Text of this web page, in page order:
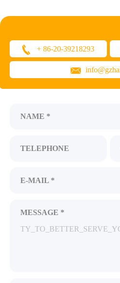
+ 86-20-39218293
NAME *
TELEPHONE
E-MAIL *
MESSAGE *